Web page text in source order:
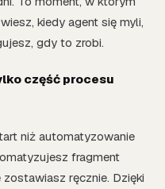
kiedy agent się myli,
gdy to zrobi.
część procesu
niż automatyzowanie
fragment
ręcznie. Dzięki